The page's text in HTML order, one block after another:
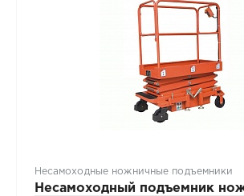
Несамоходные ножничные подъемники
Несамоходный подъемник